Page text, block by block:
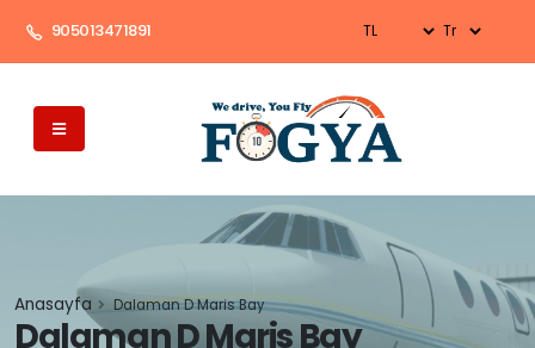
905013471891
Dalaman D Maris Bay
Anasayfa Dalaman D Maris Bay